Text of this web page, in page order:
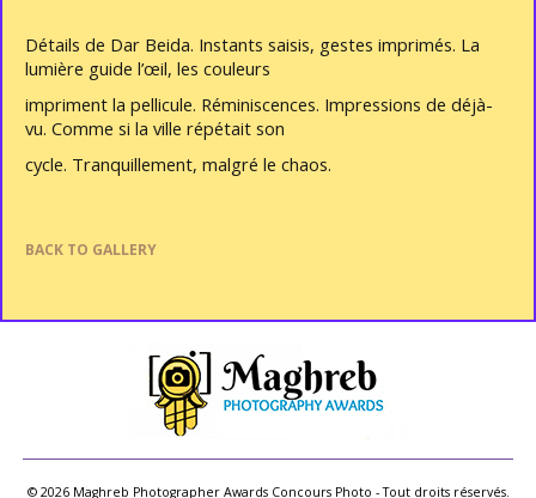
Détails de Dar Beida. Instants saisis, gestes imprimés. La
lumière guide l’œil, les couleurs
impriment la pellicule. Réminiscences. Impressions de déjà-
vu. Comme si la ville répétait son
cycle. Tranquillement, malgré le chaos.
BACK TO GALLERY
© 2026 Maghreb Photographer Awards Concours Photo - Tout droits réservés.